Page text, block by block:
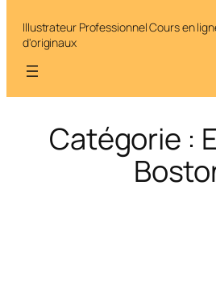
Illustrateur Professionnel Cours en
d'originaux
Catégorie :